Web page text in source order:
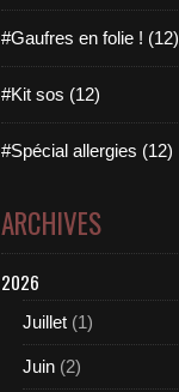
#Gaufres en folie ! (12)
#Kit sos (12)
#Spécial allergies (12)
ARCHIVES
2026
Juillet (1)
Juin (2)